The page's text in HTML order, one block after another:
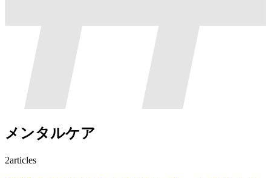
メンタルケア
2articles